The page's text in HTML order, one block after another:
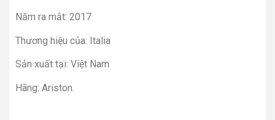
Năm ra mắt: 2017
Thương hiệu của: Italia
Sản xuất tại: Việt Nam
Hãng: Ariston.